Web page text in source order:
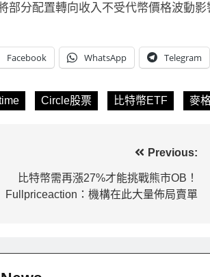
部分配置轉向收入不受代幣價格波動影
Facebook WhatsApp Telegram
Circle股票 比特幣ETF 麥
Previous:
比特幣需再漲27%才能挑戰熊市OB！
Fullpriceaction：機構在此大量佈局賣單